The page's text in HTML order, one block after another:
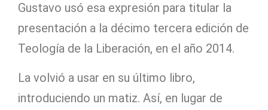
Gustavo usó esa expresión para titular la
presentación a la décimo tercera edición de
Teología de la Liberación, en el año 2014.
La volvió a usar en su último libro,
introduciendo un matiz. Así, en lugar de